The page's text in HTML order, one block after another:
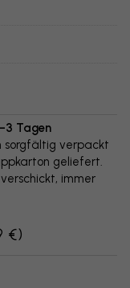
Tagen
sorgfältig verpackt
geliefert.
immer
€)